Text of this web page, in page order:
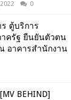
0
ตู้บริการ
าครัฐ ยืนยันตัวตน
อาคารสำนักงาน
BEHIND]